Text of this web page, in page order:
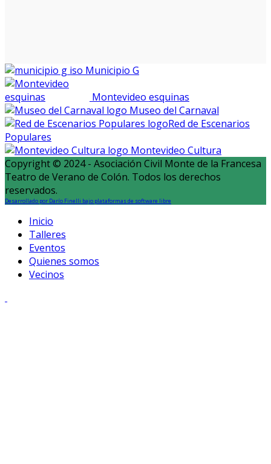
Municipio G
Montevideo esquinas
Museo del Carnaval
Red de Escenarios
Populares
Montevideo Cultura
Copyright © 2024 - Asociación Civil Monte de la Francesa
Teatro de Verano de Colón. Todos los derechos
reservados.
Desarrollado por Darío Finelli bajo plataformas de software libre
Inicio
Talleres
Eventos
Quienes somos
Vecinos